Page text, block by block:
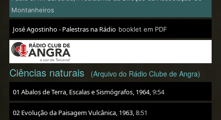
Montanheiros
José Agostinho - Palestras na Rádio booklet em PDF
Ciências naturais (Arquivo do Rádio Clube de Angra)
01 Abalos de Terra, Escalas e Sismógrafos, 1964,9:54
02 Evolução da Paisagem Vulcânica, 1963,8:51